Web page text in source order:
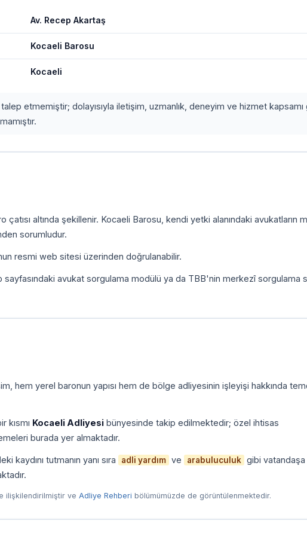
Av. Recep Akartaş
Kocaeli Barosu
Kocaeli
etmemiştir; dolayısıyla iletişim, uzmanlık, deneyim ve hizmet kapsamı
altında şekillenir. Kocaeli Barosu, kendi yetki alanındaki avukatların
sorumludur.
resmi web sitesi üzerinden doğrulanabilir.
sayfasındaki avukat sorgulama modülü ya da TBB'nin merkezî sorgulama
hem yerel baronun yapısı hem de bölge adliyesinin işleyişi hakkında
kısmı Kocaeli Adliyesi bünyesinde takip edilmektedir; özel ihtisas
burada yer almaktadır.
kaydını tutmanın yanı sıra adli yardım ve arabuluculuk gibi vatandaşa
ilişkilendirilmiştir ve Adliye Rehberi bölümümüzde de görüntülenmektedir.